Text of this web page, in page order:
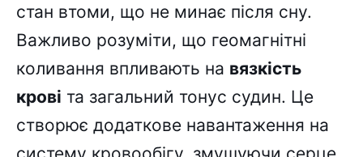
стан втоми, що не минає після сну.
Важливо розуміти, що геомагнітні
коливання впливають на вязкість
крові та загальний тонус судин. Це
створює додаткове навантаження на
систему кровообігу, змушуючи серце